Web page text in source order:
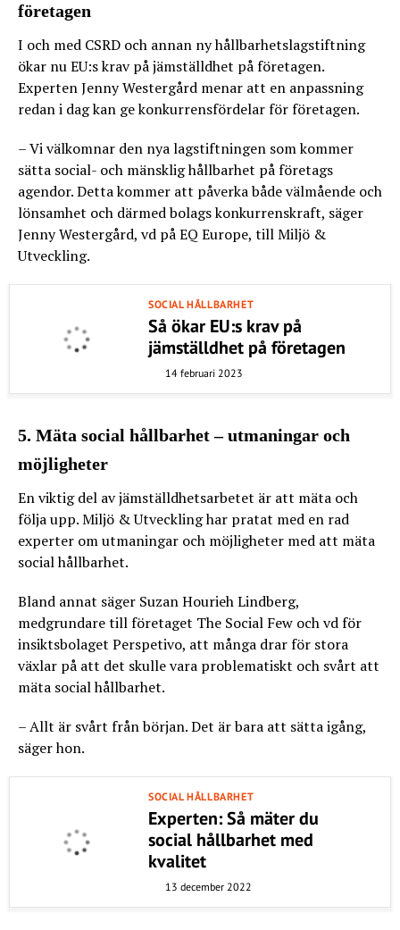
företagen
I och med CSRD och annan ny hållbarhetslagstiftning
ökar nu EU:s krav på jämställdhet på företagen.
Experten Jenny Westergård menar att en anpassning
redan i dag kan ge konkurrensfördelar för företagen.
– Vi välkomnar den nya lagstiftningen som kommer
sätta social- och mänsklig hållbarhet på företags
agendor. Detta kommer att påverka både välmående och
lönsamhet och därmed bolags konkurrenskraft, säger
Jenny Westergård, vd på EQ Europe, till Miljö &
Utveckling.
SOCIAL HÅLLBARHET
Så ökar EU:s krav på
jämställdhet på företagen
14 februari 2023
5. Mäta social hållbarhet – utmaningar och
möjligheter
En viktig del av jämställdhetsarbetet är att mäta och
följa upp. Miljö & Utveckling har pratat med en rad
experter om utmaningar och möjligheter med att mäta
social hållbarhet.
Bland annat säger Suzan Hourieh Lindberg,
medgrundare till företaget The Social Few och vd för
insiktsbolaget Perspetivo, att många drar för stora
växlar på att det skulle vara problematiskt och svårt att
mäta social hållbarhet.
– Allt är svårt från början. Det är bara att sätta igång,
säger hon.
SOCIAL HÅLLBARHET
Experten: Så mäter du
social hållbarhet med
kvalitet
13 december 2022